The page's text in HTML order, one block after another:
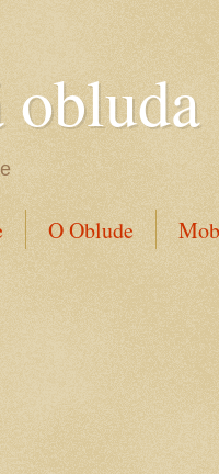
O Oblude